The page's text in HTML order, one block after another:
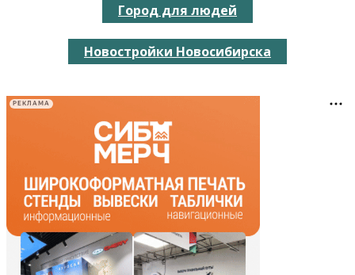
Город для людей
Новостройки Новосибирска
РЕКЛАМА